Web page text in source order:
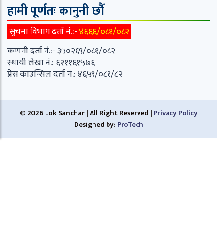
हामी पूर्णतः कानुनी छौँ
सुचना विभाग दर्ता नं.:- ४६६६/०८१/०८२
कम्पनी दर्ता नं.:- ३५०२६९/०८१/०८२
स्थायी लेखा नं.: ६२११६१५७६
प्रेस काउन्सिल दर्ता नं.: ४६५९/०८१/८२
© 2026 Lok Sanchar | All Right Reserved | Privacy Policy
Designed by: ProTech